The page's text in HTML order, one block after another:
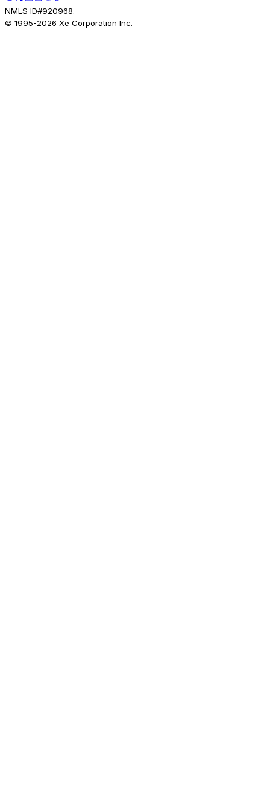
NMLS ID#920968.
© 1995-2026 Xe Corporation Inc.